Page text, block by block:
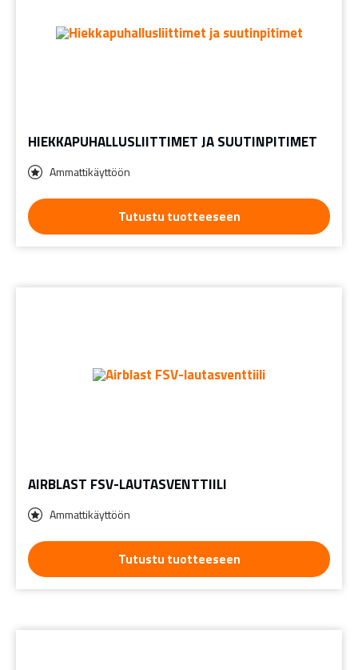
HIEKKAPUHALLUSLIITTIMET JA SUUTINPITIMET
Ammattikäyttöön
Tutustu tuotteeseen
AIRBLAST FSV-LAUTASVENTTIILI
Ammattikäyttöön
Tutustu tuotteeseen